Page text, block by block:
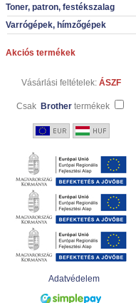
Toner, patron, festékszalag
Varrógépek, hímzőgépek
Akciós termékek
Vásárlási feltételek: ÁSZF
Csak Brother termékek
Adatvédelem